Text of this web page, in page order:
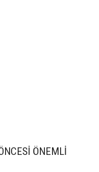
ÖNEMLİ